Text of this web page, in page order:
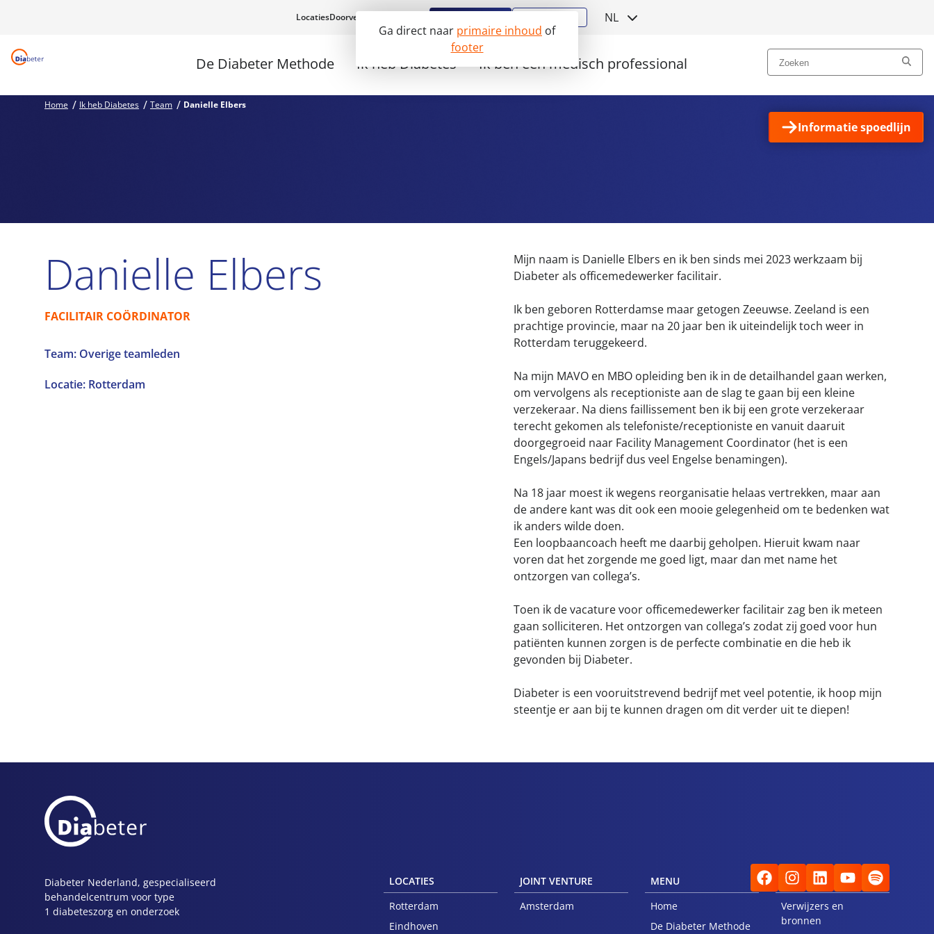
Ga direct naar primaire inhoud of
footer
De Diabeter Methode Ik heb Diabetes Ik ben een medisch professional
LocatiesDoorverwijzen
NL
Home Ik heb Diabetes Team Danielle Elbers
Informatie spoedlijn
Danielle Elbers
FACILITAIR COÖRDINATOR
Team: Overige teamleden
Locatie: Rotterdam
Mijn naam is Danielle Elbers en ik ben sinds mei 2023 werkzaam bij
Diabeter als officemedewerker facilitair.
Ik ben geboren Rotterdamse maar getogen Zeeuwse. Zeeland is een
prachtige provincie, maar na 20 jaar ben ik uiteindelijk toch weer in
Rotterdam teruggekeerd.
Na mijn MAVO en MBO opleiding ben ik in de detailhandel gaan werken,
om vervolgens als receptioniste aan de slag te gaan bij een kleine
verzekeraar. Na diens faillissement ben ik bij een grote verzekeraar
terecht gekomen als telefoniste/receptioniste en vanuit daaruit
doorgegroeid naar Facility Management Coordinator (het is een
Engels/Japans bedrijf dus veel Engelse benamingen).
Na 18 jaar moest ik wegens reorganisatie helaas vertrekken, maar aan
de andere kant was dit ook een mooie gelegenheid om te bedenken wat
ik anders wilde doen.
Een loopbaancoach heeft me daarbij geholpen. Hieruit kwam naar
voren dat het zorgende me goed ligt, maar dan met name het
ontzorgen van collega’s.
Toen ik de vacature voor officemedewerker facilitair zag ben ik meteen
gaan solliciteren. Het ontzorgen van collega’s zodat zij goed voor hun
patiënten kunnen zorgen is de perfecte combinatie en die heb ik
gevonden bij Diabeter.
Diabeter is een vooruitstrevend bedrijf met veel potentie, ik hoop mijn
steentje er aan bij te kunnen dragen om dit verder uit te diepen!
Diabeter Nederland, gespecialiseerd
behandelcentrum voor type
1 diabeteszorg en onderzoek
LOCATIES
Rotterdam
Eindhoven
JOINT VENTURE
Amsterdam
MENU
Home
De Diabeter Methode
VOOR VERWIJZERS
Verwijzers en
bronnen